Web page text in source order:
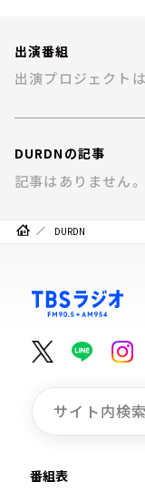
出演番組
出演プロジェクト
DURDNの記事
記事はありません。
DURDN
番組表